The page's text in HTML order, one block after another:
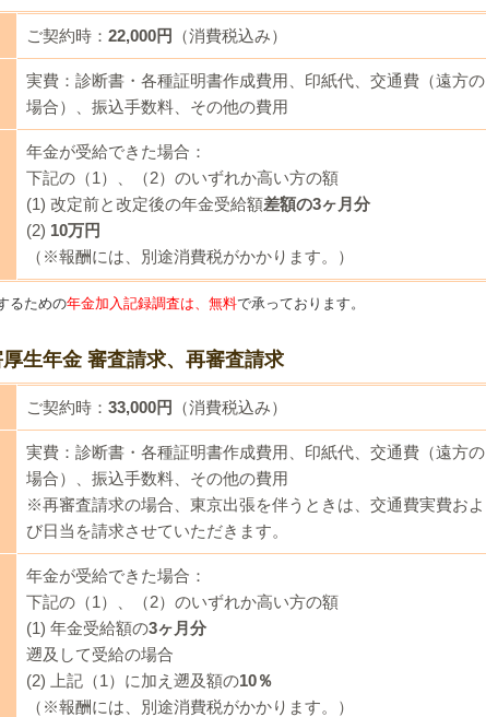
ご契約時： 22,000円 （消費税込み）
実費 ： 診断書・各種証明書作成費用、印紙代、交通費（遠方の
場合）、振込手数料、その他の費用
年金が受給できた場合 ：
下記の（1）、（2）のいずれか高い方の額
(1) 改定前と改定後の年金受給額差額の3ヶ月分
(2) 10万円
（※報酬には、別途消費税がかかります。）
るための年金加入記録調査は、無料で承っております。
生年金 審査請求、再審査請求
ご契約時： 33,000円 （消費税込み）
実費 ： 診断書・各種証明書作成費用、印紙代、交通費（遠方の
場合）、振込手数料、その他の費用
※再審査請求の場合、東京出張を伴うときは、交通費実費およ
び日当を請求させていただきます。
年金が受給できた場合 ：
下記の（1）、（2）のいずれか高い方の額
(1) 年金受給額の3ヶ月分
遡及して受給の場合
(2)
上記（1）に加え遡及額の10％
（※報酬には、別途消費税がかかります。）